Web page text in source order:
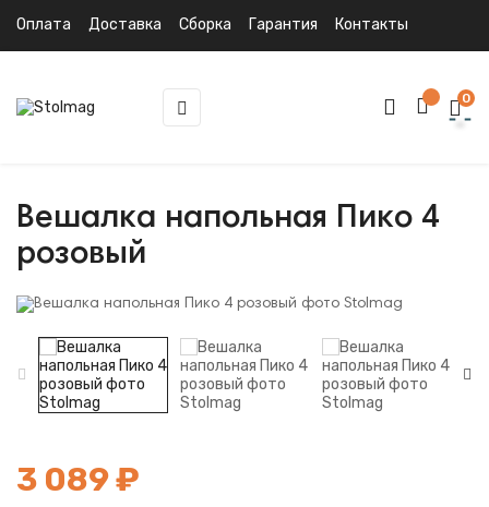
Оплата Доставка Сборка Гарантия Контакты
Toggle
navigation
☰ 0
Вешалка напольная Пико 4
розовый
3 089 ₽